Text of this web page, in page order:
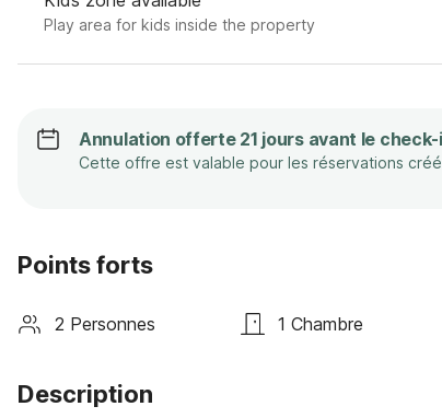
Play area for kids inside the property
Annulation offerte 21 jours avant le check-
Cette offre est valable pour les réservations
Points forts
2 Personnes 1 Chambre
Description